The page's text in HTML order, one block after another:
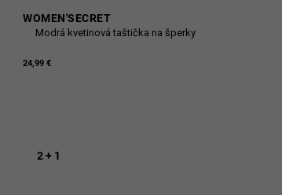
WOMEN'SECRET
Modrá kvetinová taštička na šperky
24,99 €
2 + 1